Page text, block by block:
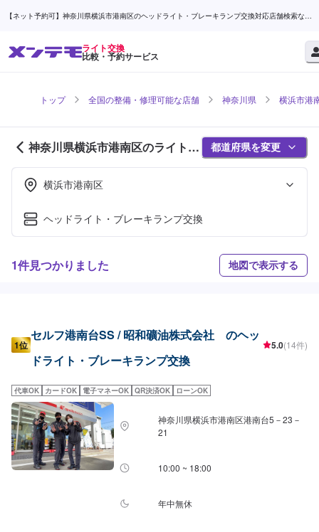
【ネット予約可】神奈川県横浜市港南区のヘッドライト・ブレーキランプ交換対応店舗検索なら
ライト交換
比較・予約サービス
トップ 全国の整備・修理可能な店舗 神奈川県 横浜市港
神奈川県横浜市港南区のライト交
換対応店舗紹介 (1ページ目)
都道府県を変更
横浜市港南区
ヘッドライト・ブレーキランプ交換
1件見つかりました 地図で表示する
1位
セルフ港南台SS / 昭和礦油株式会社 のヘッ
ドライト・ブレーキランプ交換
5.0(14件)
代車OK カードOK 電子マネーOK QR決済OK ローンOK
神奈川県横浜市港南区港南台5－23－
21
10:00 ~ 18:00
年中無休